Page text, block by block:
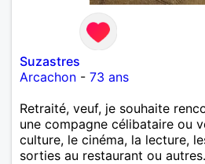
Suzastres
Arcachon - 73 ans
Retraité, veuf, je souhaite
une compagne célibataire ou
culture, le cinéma, la lecture,
sorties au restaurant ou autres.